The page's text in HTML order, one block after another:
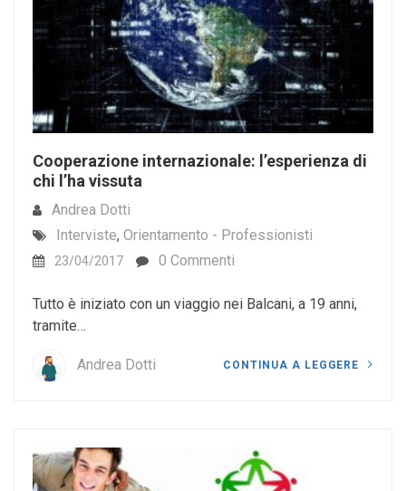
Cooperazione internazionale: l’esperienza di
chi l’ha vissuta
Andrea Dotti
Interviste, Orientamento - Professionisti
23/04/2017 0 Commenti
Tutto è iniziato con un viaggio nei Balcani, a 19 anni,
tramite…
Andrea Dotti CONTINUA A LEGGERE